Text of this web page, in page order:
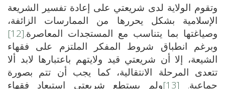
وتقوم الولاية لدى شريعتي على إعادة تفسير الشريعة
الإسلامية بشكل يحررها من الممارسات الزائفة،
وصياغتها بما يتناسب مع المستجدات المعاصرة.[12]
وبرغم انطباق شروط المفكر الملتزم على فقهاء
الشيعة، إلا أن شريعتي قيد ولايتهم باعتبارها لابد ألا
تتعدى المرحلة الانتقالية، كما يجب أن تتم بصورة
جماعية. [13]
ولم يستطع شريعتي استبعاد فقهاء